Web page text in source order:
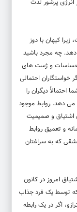
انرژی پرشور لذت
کیهان با دوز
چه مجرد باشید
احساسات و ژست های
احتمالی
دیگران را
می دهد. روابط موجود
اشتیاق و صمیمیت
و تعمیق روابط
که به سراغتان
امروز در کانون
توسط یک فرد جذاب
اگر در یک رابطه